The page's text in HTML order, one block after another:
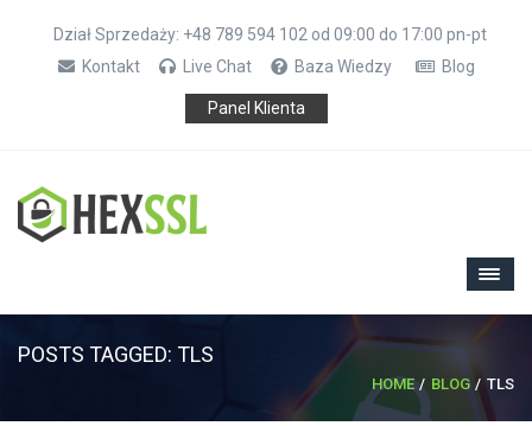
Dział Sprzedaży: +48 789 594 102 od 09:00 do 17:00 pn-pt
Kontakt
Live Chat Baza Wiedzy Blog
Panel Klienta
POSTS TAGGED: TLS
HOME BLOG TLS